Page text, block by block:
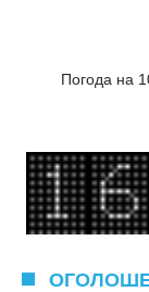
Погода на